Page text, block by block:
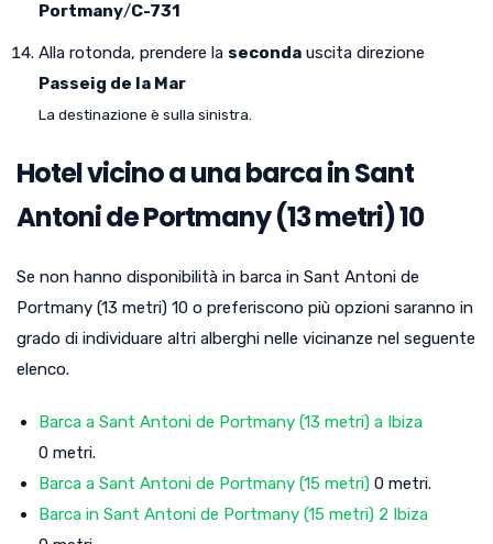
Portmany/C-731
Alla rotonda, prendere la seconda uscita direzione
Passeig de la Mar
La destinazione è sulla sinistra.
Hotel vicino a una barca in Sant
Antoni de Portmany (13 metri) 10
Se non hanno disponibilità in barca in Sant Antoni de
Portmany (13 metri) 10 o preferiscono più opzioni saranno in
grado di individuare altri alberghi nelle vicinanze nel seguente
elenco.
Barca a Sant Antoni de Portmany (13 metri) a Ibiza
0 metri.
Barca a Sant Antoni de Portmany (15 metri) 0 metri.
Barca in Sant Antoni de Portmany (15 metri) 2 Ibiza